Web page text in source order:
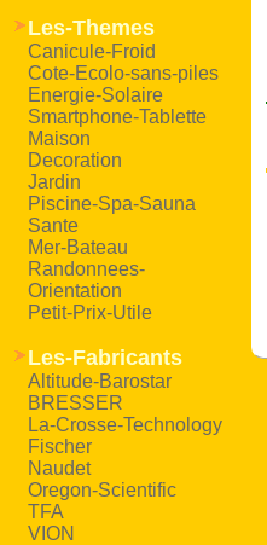
Les-Themes
Canicule-Froid
Cote-Ecolo-sans-piles
Energie-Solaire
Smartphone-Tablette
Maison
Decoration
Jardin
Piscine-Spa-Sauna
Sante
Mer-Bateau
Randonnees-
Orientation
Petit-Prix-Utile
Les-Fabricants
Altitude-Barostar
BRESSER
La-Crosse-Technology
Fischer
Naudet
Oregon-Scientific
TFA
VION